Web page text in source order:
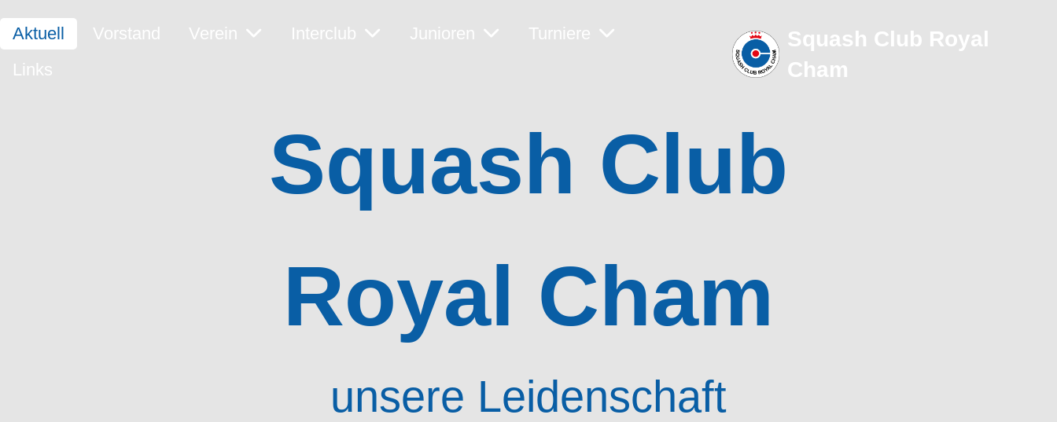
Aktuell Vorstand Verein Interclub Junioren
Turniere
Links
Squash Club Royal
Cham
Squash Club
Royal Cham
unsere Leidenschaft